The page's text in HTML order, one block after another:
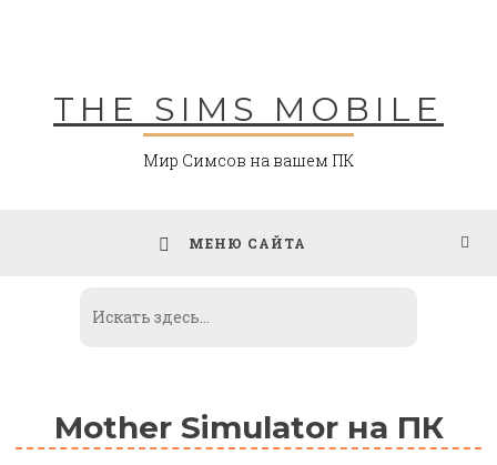
THE SIMS MOBILE
Мир Симсов на вашем ПК
МЕНЮ САЙТА
Mother Simulator на ПК